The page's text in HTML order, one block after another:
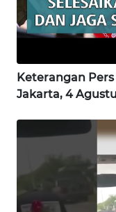
Keterangan
Jakarta, 4
WN
WN
SULSEL
WN
SULUT